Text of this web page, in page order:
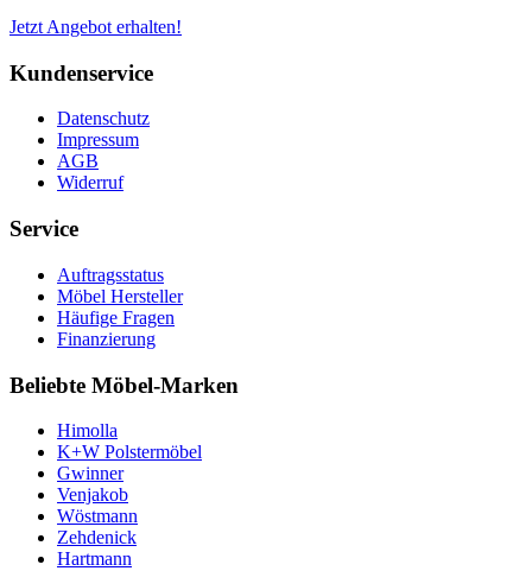
Jetzt Angebot erhalten!
Kundenservice
Datenschutz
Impressum
AGB
Widerruf
Service
Auftragsstatus
Möbel Hersteller
Häufige Fragen
Finanzierung
Beliebte Möbel-Marken
Himolla
K+W Polstermöbel
Gwinner
Venjakob
Wöstmann
Zehdenick
Hartmann